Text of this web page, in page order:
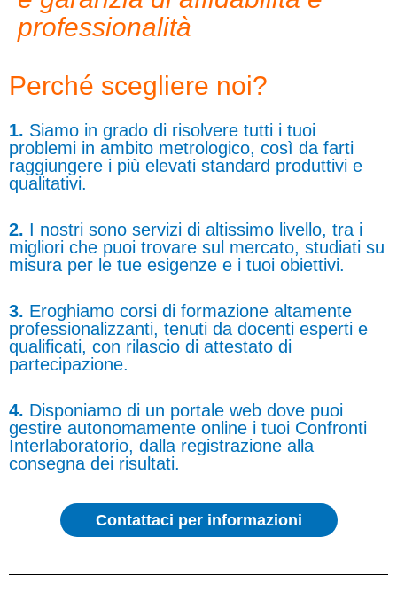
professionalità
Perché scegliere noi?
1. Siamo in grado di risolvere tutti i tuoi
problemi in ambito metrologico, così da farti
raggiungere i più elevati standard produttivi e
qualitativi.
2. I nostri sono servizi di altissimo livello, tra i
migliori che puoi trovare sul mercato, studiati su
misura per le tue esigenze e i tuoi obiettivi.
3. Eroghiamo corsi di formazione altamente
professionalizzanti, tenuti da docenti esperti e
qualificati, con rilascio di attestato di
partecipazione.
4. Disponiamo di un portale web dove puoi
gestire autonomamente online i tuoi Confronti
Interlaboratorio, dalla registrazione alla
consegna dei risultati.
Contattaci per informazioni